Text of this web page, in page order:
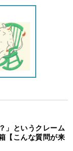
」というクレーム
【こんな質問が来